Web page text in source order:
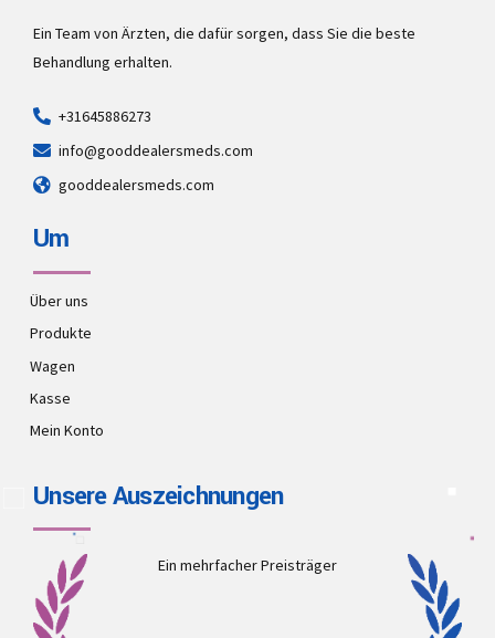
Ein Team von Ärzten, die dafür sorgen, dass Sie die beste
Behandlung erhalten.
+31645886273
info@gooddealersmeds.com
gooddealersmeds.com
Um
Über uns
Produkte
Wagen
Kasse
Mein Konto
Unsere Auszeichnungen
Ein mehrfacher Preisträger